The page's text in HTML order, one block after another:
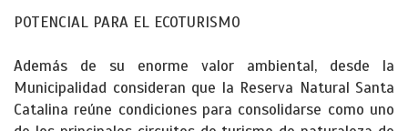
POTENCIAL PARA EL ECOTURISMO
Además de su enorme valor ambiental, desde la
Municipalidad consideran que la Reserva Natural Santa
Catalina reúne condiciones para consolidarse como uno